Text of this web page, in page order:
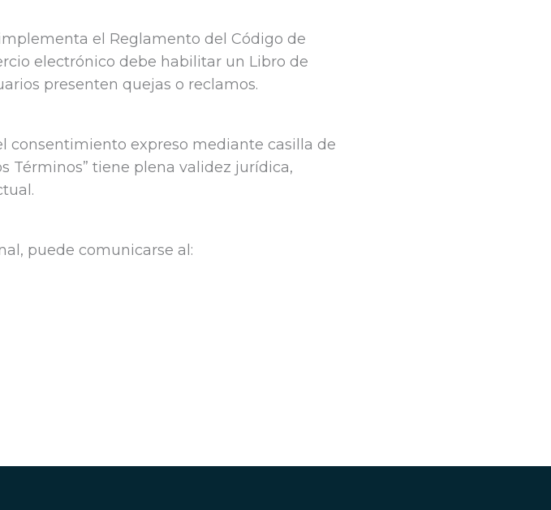
implementa el Reglamento del Código de
electrónico debe habilitar un Libro de
presenten quejas o reclamos.
consentimiento expreso mediante casilla de
Términos” tiene plena validez jurídica,
puede comunicarse al: